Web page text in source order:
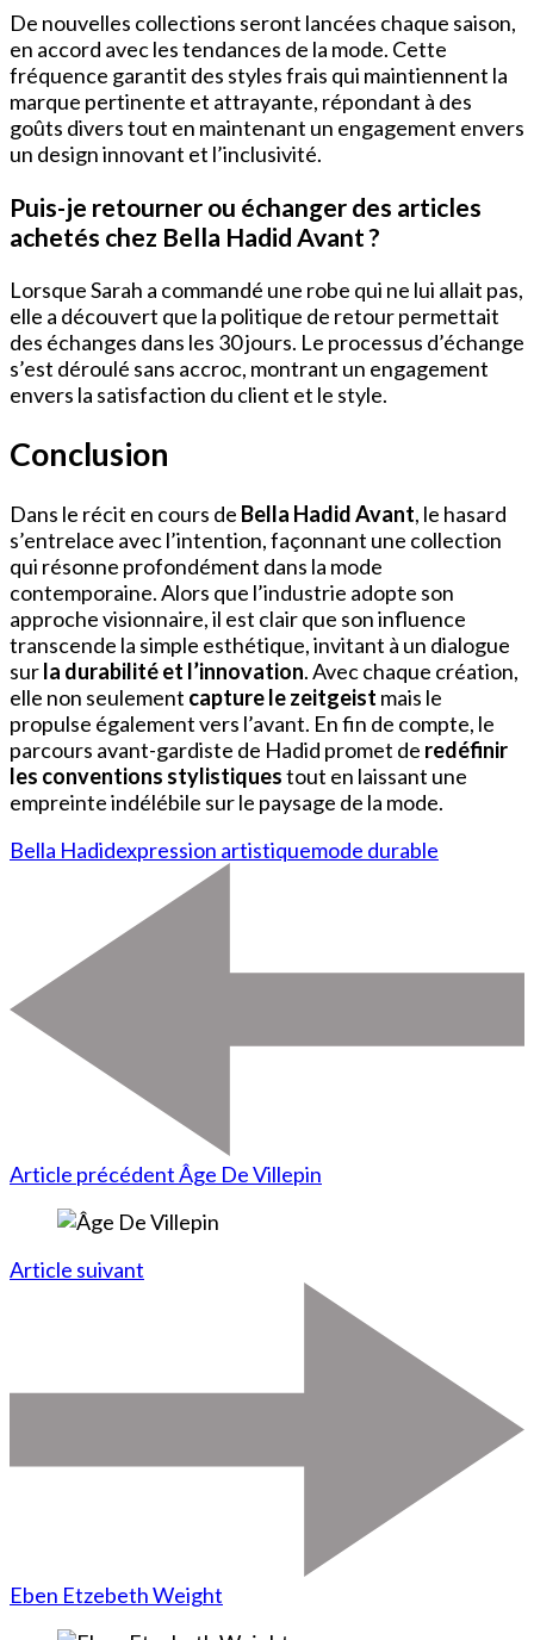
De nouvelles collections seront lancées chaque saison,
en accord avec les tendances de la mode. Cette
fréquence garantit des styles frais qui maintiennent la
marque pertinente et attrayante, répondant à des
goûts divers tout en maintenant un engagement envers
un design innovant et l’inclusivité.
Puis-je retourner ou échanger des articles
achetés chez Bella Hadid Avant ?
Lorsque Sarah a commandé une robe qui ne lui allait pas,
elle a découvert que la politique de retour permettait
des échanges dans les 30 jours. Le processus d’échange
s’est déroulé sans accroc, montrant un engagement
envers la satisfaction du client et le style.
Conclusion
Dans le récit en cours de Bella Hadid Avant, le hasard
s’entrelace avec l’intention, façonnant une collection
qui résonne profondément dans la mode
contemporaine. Alors que l’industrie adopte son
approche visionnaire, il est clair que son influence
transcende la simple esthétique, invitant à un dialogue
surla durabilité et l’innovation. Avec chaque création,
elle non seulement capture le zeitgeist mais le
propulse également vers l’avant. En fin de compte, le
parcours avant-gardiste de Hadid promet de redéfinir
les conventions stylistiquestout en laissant une
empreinte indélébile sur le paysage de la mode.
Bella Hadidexpression artistiquemode durable
Article précédentÂge De Villepin
Article suivant
Eben Etzebeth Weight